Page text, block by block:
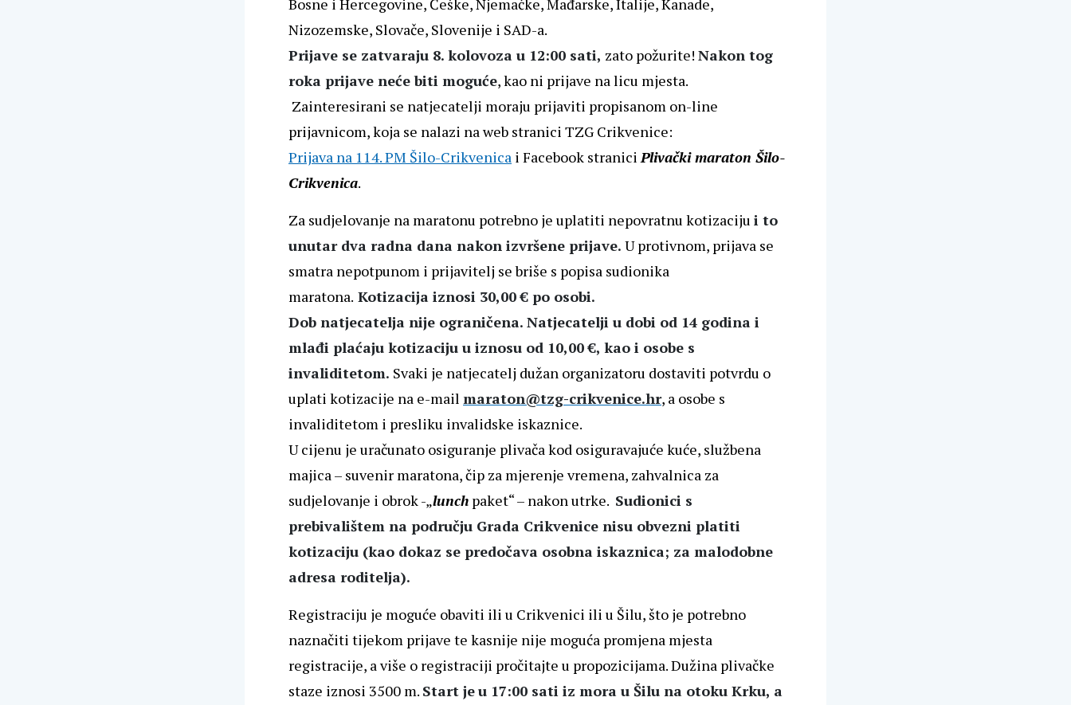
Nizozemske, Slovače, Slovenije i SAD-a.
Prijave se zatvaraju 8. kolovoza u 12:00 sati, zato požurite! Nakon tog
roka prijave neće biti moguće, kao ni prijave na licu mjesta.
Zainteresirani se natjecatelji moraju prijaviti propisanom on-line
prijavnicom, koja se nalazi na web stranici TZG Crikvenice:
Prijava na 114. PM Šilo-Crikvenica i Facebook stranici Plivački maraton Šilo-
Crikvenica.
Za sudjelovanje na maratonu potrebno je uplatiti nepovratnu kotizaciju i to
unutar dva radna dana nakon izvršene prijave. U protivnom, prijava se
smatra nepotpunom i prijavitelj se briše s popisa sudionika
maratona. Kotizacija iznosi 30,00 € po osobi.
Dob natjecatelja nije ograničena. Natjecatelji u dobi od 14 godina i
mlađi plaćaju kotizaciju u iznosu od 10,00 €, kao i osobe s
invaliditetom. Svaki je natjecatelj dužan organizatoru dostaviti potvrdu o
uplati kotizacije na e-mail maraton@tzg-crikvenice.hr, a osobe s
invaliditetom i presliku invalidske iskaznice.
U cijenu je uračunato osiguranje plivača kod osiguravajuće kuće, službena
majica – suvenir maratona, čip za mjerenje vremena, zahvalnica za
sudjelovanje i obrok -„lunch paket“ – nakon utrke. Sudionici s
prebivalištem na području Grada Crikvenice nisu obvezni platiti
kotizaciju (kao dokaz se predočava osobna iskaznica; za malodobne
adresa roditelja).
Registraciju je moguće obaviti ili u Crikvenici ili u Šilu, što je potrebno
naznačiti tijekom prijave te kasnije nije moguća promjena mjesta
registracije, a više o registraciji pročitajte u propozicijama. Dužina plivačke
staze iznosi 3500 m. Start jeu 17:00 sati iz mora u Šilu na otoku Krku, a